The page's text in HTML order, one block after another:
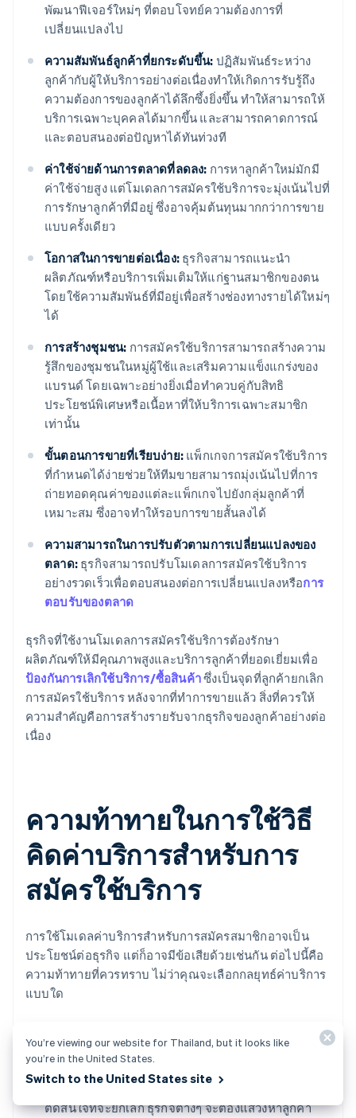
พัฒนาฟีเจอร์ใหม่ๆ ที่ตอบโจทย์ความต้องการที่
เปลี่ยนแปลงไป
ความสัมพันธ์ลูกค้าที่ยกระดับขึ้น: ปฏิสัมพันธ์ระหว่าง
ลูกค้ากับผู้ให้บริการอย่างต่อเนื่องทำให้เกิดการรับรู้ถึง
ความต้องการของลูกค้าได้ลึกซึ้งยิ่งขึ้น ทำให้สามารถให้
บริการเฉพาะบุคคลได้มากขึ้น และสามารถคาดการณ์
และตอบสนองต่อปัญหาได้ทันท่วงที
ค่าใช้จ่ายด้านการตลาดที่ลดลง: การหาลูกค้าใหม่มักมี
ค่าใช้จ่ายสูง แต่โมเดลการสมัครใช้บริการจะมุ่งเน้นไปที่
การรักษาลูกค้าที่มีอยู่ ซึ่งอาจคุ้มต้นทุนมากกว่าการขาย
แบบครั้งเดียว
โอกาสในการขายต่อเนื่อง: ธุรกิจสามารถแนะนำ
ผลิตภัณฑ์หรือบริการเพิ่มเติมให้แก่ฐานสมาชิกของตน
โดยใช้ความสัมพันธ์ที่มีอยู่เพื่อสร้างช่องทางรายได้ใหม่ๆ
ได้
การสร้างชุมชน: การสมัครใช้บริการสามารถสร้างความ
รู้สึกของชุมชนในหมู่ผู้ใช้และเสริมความแข็งแกร่งของ
แบรนด์ โดยเฉพาะอย่างยิ่งเมื่อทำควบคู่กับสิทธิ
ประโยชน์พิเศษหรือเนื้อหาที่ให้บริการเฉพาะสมาชิก
เท่านั้น
ขั้นตอนการขายที่เรียบง่าย: แพ็กเกจการสมัครใช้บริการ
ที่กำหนดได้ง่ายช่วยให้ทีมขายสามารถมุ่งเน้นไปที่การ
ถ่ายทอดคุณค่าของแต่ละแพ็กเกจไปยังกลุ่มลูกค้าที่
เหมาะสม ซึ่งอาจทำให้รอบการขายสั้นลงได้
ความสามารถในการปรับตัวตามการเปลี่ยนแปลงของ
ตลาด: ธุรกิจสามารถปรับโมเดลการสมัครใช้บริการ
อย่างรวดเร็วเพื่อตอบสนองต่อการเปลี่ยนแปลงหรือการ
ตอบรับของตลาด
ธุรกิจที่ใช้งานโมเดลการสมัครใช้บริการต้องรักษา
ผลิตภัณฑ์ให้มีคุณภาพสูงและบริการลูกค้าที่ยอดเยี่ยมเพื่อ
ป้องกันการเลิกใช้บริการ/ซื้อสินค้าซึ่งเป็นจุดที่ลูกค้ายกเลิก
การสมัครใช้บริการ หลังจากที่ทำการขายแล้ว สิ่งที่ควรให้
ความสำคัญคือการสร้างรายรับจากธุรกิจของลูกค้าอย่างต่อ
เนื่อง
ความท้าทายในการใช้วิธี
คิดค่าบริการสำหรับการ
สมัครใช้บริการ
การใช้โมเดลค่าบริการสำหรับการสมัครสมาชิกอาจเป็น
ประโยชน์ต่อธุรกิจ แต่ก็อาจมีข้อเสียด้วยเช่นกัน ต่อไปนี้คือ
ความท้าทายที่ควรทราบ ไม่ว่าคุณจะเลือกกลยุทธ์ค่าบริการ
แบบใด
อุปสรรคที่ใหญ่ที่สุดประการ
หนึ่งคือการเปลี่ยนแปลงลูกค้า ธุรกิจการสมัครใช้บริการ
1%-5% ตามการวิจัยของ Recurly Research หากสมาชิก
ตัดสินใจที่จะยกเลิก ธุรกิจต่างๆ จะต้องแสวงหาลูกค้า
You’re viewing our website for Thailand, but it looks like
you’re in the United States.
Switch to the United States site